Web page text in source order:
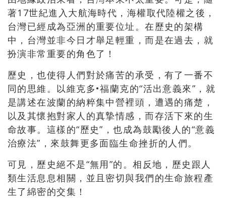
著17世紀進入大航海時代，海權取代陸權之後，
台灣已經成為亞洲的重要位址。在歷史的架構
中， 台灣並非今日才舉足輕重，而是在過去，就
扮演非常重要的角色了！
歷史，也使得人們對於痛苦的承受，有了一番不
同的思維。 以維克多•福蘭克的“活出意義來”， 就
是講述在波蘭的納粹集中營裡頭，遭遇的痛楚，
以及其懷抱對家人的真摯情感，而存活下來的生
命故事。這樣的“歷史”，也成為鼓勵後人的“意義
治療法”， 來鼓舞更多面臨生命挫折的人們。
可見，歷史絕不是“無用”的。相反地，歷史跟人
類生活息息相關， 並且密切與我們的生命旅程產
生了綿密的交集！